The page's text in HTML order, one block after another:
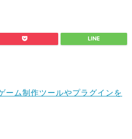
ーム制作ツールやプラグインを